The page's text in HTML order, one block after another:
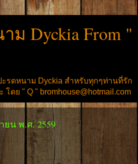
ม Dyckia From "
รดหนาม Dyckia สำหรับทุกๆท่านที่รัก
โดย " Q " bromhouse@hotmail.com
น พ.ศ. 2559